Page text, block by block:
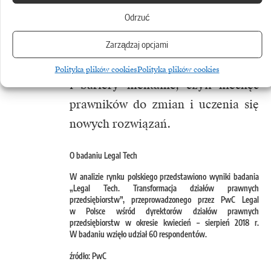
Odrzuć
Zarządzaj opcjami
Polityka plików cookiesPolityka plików cookies
narzędzi IT w pracy prawników
narzędzi „szytych na miarę” dla
danej organizacji, bariery językowe
i bariery mentalne, czyli niechęć
prawników do zmian i uczenia się
nowych rozwiązań.
O badaniu Legal Tech
W analizie rynku polskiego przedstawiono wyniki badania
„Legal Tech. Transformacja działów prawnych
przedsiębiorstw”, przeprowadzonego przez PwC Legal
w Polsce wśród dyrektorów działów prawnych
przedsiębiorstw w okresie kwiecień – sierpień 2018 r.
W badaniu wzięło udział 60 respondentów.
źródło: PwC